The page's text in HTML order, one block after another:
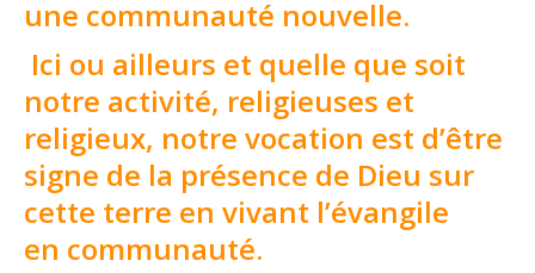
une communauté nouvelle.
Ici ou ailleurs et quelle que soit
notre activité, religieuses et
religieux, notre vocation est d’être
signe de la présence de Dieu sur
cette terre en vivant l’évangile
en communauté.